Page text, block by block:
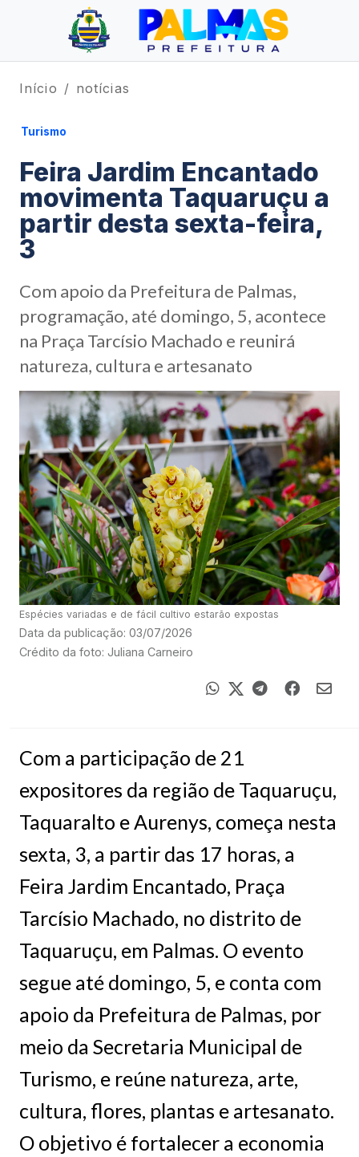
Início notícias
Turismo
Feira Jardim Encantado
movimenta Taquaruçu a
partir desta sexta-feira,
3
Com apoio da Prefeitura de Palmas,
programação, até domingo, 5, acontece
na Praça Tarcísio Machado e reunirá
natureza, cultura e artesanato
Espécies variadas e de fácil cultivo estarão expostas
Data da publicação: 03/07/2026
Crédito da foto: Juliana Carneiro
Com a participação de 21
expositores da região de Taquaruçu,
Taquaralto e Aurenys, começa nesta
sexta, 3, a partir das 17 horas, a
Feira Jardim Encantado, Praça
Tarcísio Machado, no distrito de
Taquaruçu, em Palmas. O evento
segue até domingo, 5, e conta com
apoio da Prefeitura de Palmas, por
meio da Secretaria Municipal de
Turismo, e reúne natureza, arte,
cultura, flores, plantas e artesanato.
O objetivo é fortalecer a economia